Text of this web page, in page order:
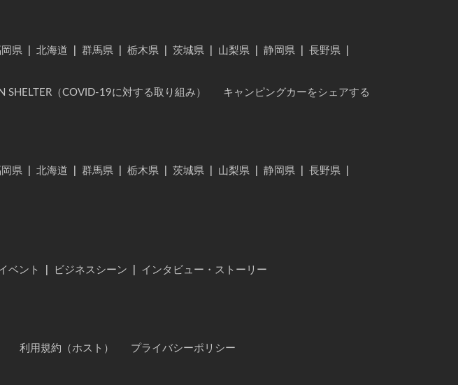
県 北海道 群馬県 栃木県 茨城県 山梨県 静岡県 長野県
SHELTER（COVID-19に対する取り組み）
キャンピングカーをシェアする
県 北海道 群馬県 栃木県 茨城県 山梨県 静岡県 長野県
ベント ビジネスシーン
インタビュー・ストーリー
利用規約（ホスト）
プライバシーポリシー